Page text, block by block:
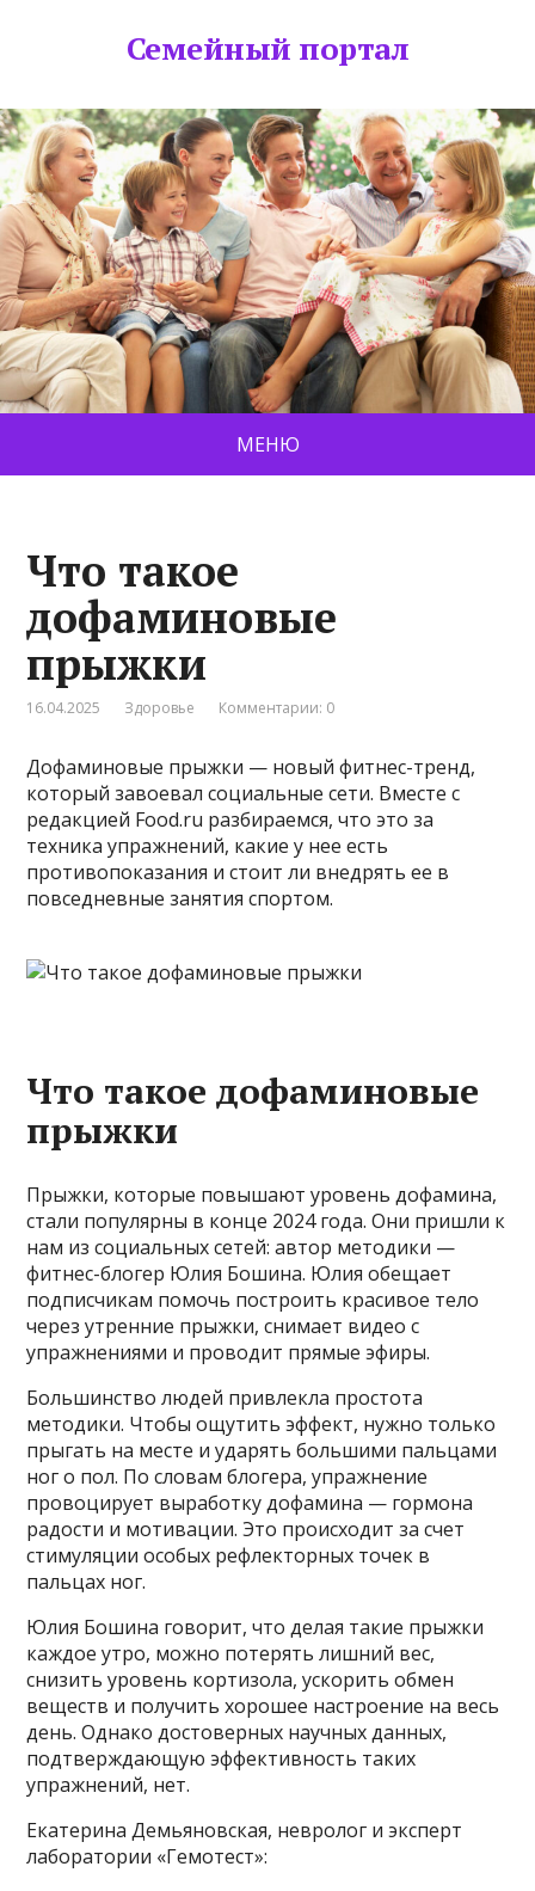
Семейный портал
МЕНЮ
Что такое
дофаминовые
прыжки
16.04.2025 Здоровье Комментарии: 0
Дофаминовые прыжки — новый фитнес-тренд,
который завоевал социальные сети. Вместе с
редакцией Food.ru разбираемся, что это за
техника упражнений, какие у нее есть
противопоказания и стоит ли внедрять ее в
повседневные занятия спортом.
Что такое дофаминовые
прыжки
Прыжки, которые повышают уровень дофамина,
стали популярны в конце 2024 года. Они пришли к
нам из социальных сетей: автор методики —
фитнес-блогер Юлия Бошина. Юлия обещает
подписчикам помочь построить красивое тело
через утренние прыжки, снимает видео с
упражнениями и проводит прямые эфиры.
Большинство людей привлекла простота
методики. Чтобы ощутить эффект, нужно только
прыгать на месте и ударять большими пальцами
ног о пол. По словам блогера, упражнение
провоцирует выработку дофамина — гормона
радости и мотивации. Это происходит за счет
стимуляции особых рефлекторных точек в
пальцах ног.
Юлия Бошина говорит, что делая такие прыжки
каждое утро, можно потерять лишний вес,
снизить уровень кортизола, ускорить обмен
веществ и получить хорошее настроение на весь
день. Однако достоверных научных данных,
подтверждающую эффективность таких
упражнений, нет.
Екатерина Демьяновская, невролог и эксперт
лаборатории «Гемотест»: